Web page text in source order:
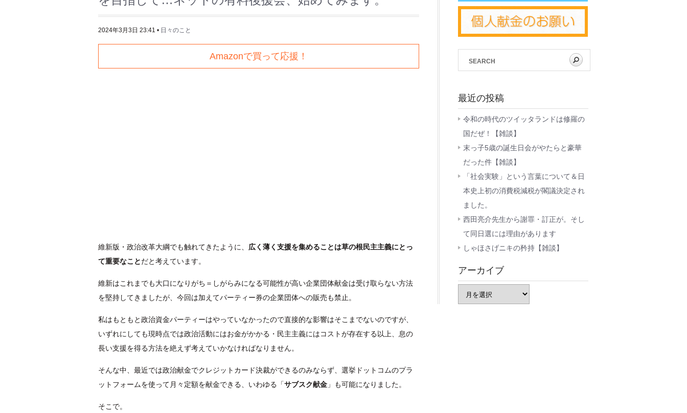
2024年3月3日 23:41 • 日々のこと
Amazonで買って応援！
維新版・政治改革大綱でも触れてきたように、 広く薄く支援を集めることは草の根民主主義にとっ
て重要なことだと考えています。
維新はこれまでも大口になりがち＝しがらみになる可能性が高い企業団体献金は受け取らない方法
を堅持してきましたが、今回は加えてパーティー券の企業団体への販売も禁止。
私はもともと政治資金パーティーはやっていなかったので直接的な影響はそこまでないのですが、
いずれにしても現時点では政治活動にはお金がかかる・民主主義にはコストが存在する以上、息の
長い支援を得る方法を絶えず考えていかなければなりません。
そんな中、最近では政治献金でクレジットカード決裁ができるのみならず、選挙ドットコムのプラ
ットフォームを使って月々定額を献金できる、いわゆる「サブスク献金 」も可能になりました。
そこで。
最近の投稿
令和の時代のツイッタランドは修羅の
国だぜ！【雑談】
末っ子5歳の誕生日会がやたらと豪華
だった件【雑談】
「社会実験」という言葉について＆日
本史上初の消費税減税が閣議決定され
ました。
西田亮介先生から謝罪・訂正が。そし
て同日選には理由があります
しゃほさげニキの矜持【雑談】
アーカイブ